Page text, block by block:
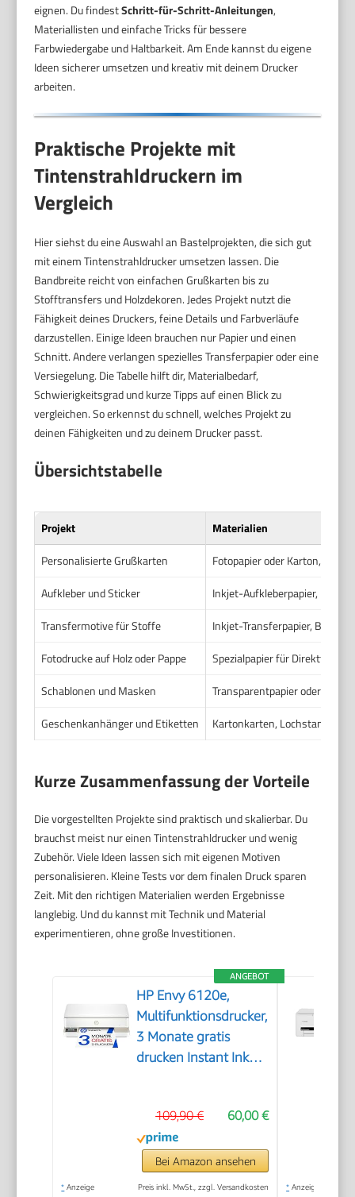
eignen. Du findestSchritt-für-Schritt-Anleitungen,
Materiallisten und einfache Tricks für bessere
Farbwiedergabe und Haltbarkeit. Am Ende kannst du eigene
Ideen sicherer umsetzen und kreativ mit deinem Drucker
arbeiten.
Praktische Projekte mit
Tintenstrahldruckern im
Vergleich
Hier siehst du eine Auswahl an Bastelprojekten, die sich gut
mit einem Tintenstrahldrucker umsetzen lassen. Die
Bandbreite reicht von einfachen Grußkarten bis zu
Stofftransfers und Holzdekoren. Jedes Projekt nutzt die
Fähigkeit deines Druckers, feine Details und Farbverläufe
darzustellen. Einige Ideen brauchen nur Papier und einen
Schnitt. Andere verlangen spezielles Transferpapier oder eine
Versiegelung. Die Tabelle hilft dir, Materialbedarf,
Schwierigkeitsgrad und kurze Tipps auf einen Blick zu
vergleichen. So erkennst du schnell, welches Projekt zu
deinen Fähigkeiten und zu deinem Drucker passt.
Übersichtstabelle
Projekt
Materialien
Personalisierte Grußkarten
Fotopapier oder Karton,
Aufkleber und Sticker
Inkjet-Aufkleberpapier,
Transfermotive für Stoffe
Inkjet-Transferpapier,
Fotodrucke auf Holz oder Pappe
Spezialpapier für
Schablonen und Masken
Transparentpapier oder
Geschenkanhänger und Etiketten
Kartonkarten, Lochstanzer,
Kurze Zusammenfassung der Vorteile
Die vorgestellten Projekte sind praktisch und skalierbar. Du
brauchst meist nur einen Tintenstrahldrucker und wenig
Zubehör. Viele Ideen lassen sich mit eigenen Motiven
personalisieren. Kleine Tests vor dem finalen Druck sparen
Zeit. Mit den richtigen Materialien werden Ergebnisse
langlebig. Und du kannst mit Technik und Material
experimentieren, ohne große Investitionen.
ANGEBOT
HP Envy 6120e,
Multifunktionsdrucker,
3 Monate gratis
drucken Instant Ink
Mobiler Faxversand,
Wi-Fi, Beidseitiger
Druck
60,00 €
109,90 €
Bei Amazon ansehen
* Anzeige Preis inkl. MwSt., zzgl. Versandkosten * Anzeige